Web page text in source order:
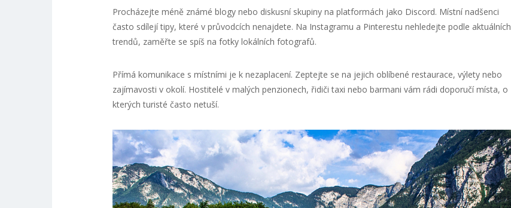
Procházejte méně známé blogy nebo diskusní skupiny na platformách jako Discord. Místní nadšenci
často sdílejí tipy, které v průvodcích nenajdete. Na Instagramu a Pinterestu nehledejte podle aktuálních
trendů, zaměřte se spíš na fotky lokálních fotografů.
Přímá komunikace s místními je k nezaplacení. Zeptejte se na jejich oblíbené restaurace, výlety nebo
zajímavosti v okolí. Hostitelé v malých penzionech, řidiči taxi nebo barmani vám rádi doporučí místa, o
kterých turisté často netuší.